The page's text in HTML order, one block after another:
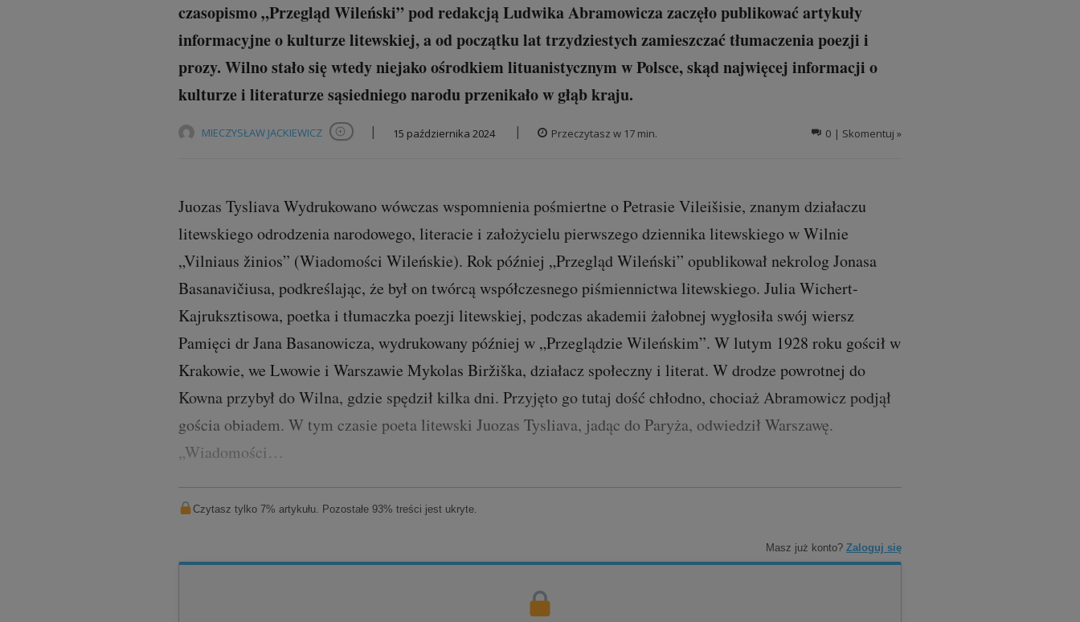
czasopismo „Przegląd Wileński” pod redakcją Ludwika Abramowicza zaczęło publikować artykuły
informacyjne o kulturze litewskiej, a od początku lat trzydziestych zamieszczać tłumaczenia poezji i
prozy. Wilno stało się wtedy niejako ośrodkiem lituanistycznym w Polsce, skąd najwięcej informacji o
kulturze i literaturze sąsiedniego narodu przenikało w głąb kraju.
MIECZYSŁAW JACKIEWICZ Obserwuj autora
| 15 października 2024 | 0 | Skomentuj »
Przeczytasz w 17 min.
Juozas Tysliava Wydrukowano wówczas wspomnienia pośmiertne o Petrasie Vileišisie, znanym działaczu
litewskiego odrodzenia narodowego, literacie i założycielu pierwszego dziennika litewskiego w Wilnie
„Vilniaus žinios” (Wiadomości Wileńskie). Rok później „Przegląd Wileński” opublikował nekrolog Jonasa
Basanavičiusa, podkreślając, że był on twórcą współczesnego piśmiennictwa litewskiego. Julia Wichert-
Kajruksztisowa, poetka i tłumaczka poezji litewskiej, podczas akademii żałobnej wygłosiła swój wiersz
Pamięci dr Jana Basanowicza, wydrukowany później w „Przeglądzie Wileńskim”. W lutym 1928 roku gościł w
Krakowie, we Lwowie i Warszawie Mykolas Biržiška, działacz społeczny i literat. W drodze powrotnej do
Kowna przybył do Wilna, gdzie spędził kilka dni. Przyjęto go tutaj dość chłodno, chociaż Abramowicz podjął
gościa obiadem. W tym czasie poeta litewski Juozas Tysliava, jadąc do Paryża, odwiedził Warszawę.
„Wiadomości…
Czytasz tylko 7% artykułu. Pozostałe 93% treści jest ukryte.
Masz już konto? Zaloguj się